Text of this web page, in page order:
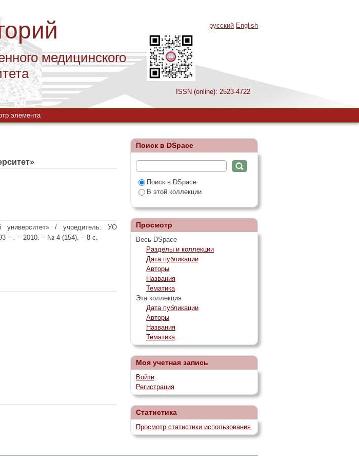
медицинского
ISSN (online): 2523-4722
русский English
элемента
университет» / учредитель: УО
– . – 2010. – № 4 (154). – 8 с.
Поиск в DSpace
Поиск в DSpace
В этой коллекции
Просмотр
Весь DSpace
Разделы и коллекции
Дата публикации
Авторы
Названия
Тематика
Эта коллекция
Дата публикации
Авторы
Названия
Тематика
Моя учетная запись
Войти
Регистрация
Статистика
Просмотр статистики использования